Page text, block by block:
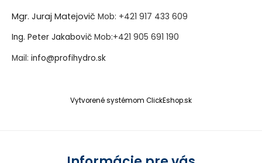
Mgr. Juraj Matejovič Mob: +421 917 433 609
Ing. Peter Jakabovič Mob:+421 905 691 190
Mail: info@profihydro.sk
Vytvorené systémom ClickEshop.sk